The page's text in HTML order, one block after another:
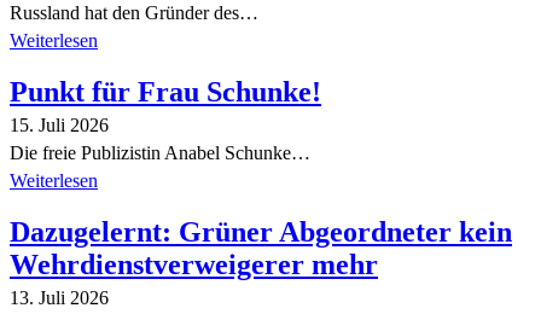
Russland hat den Gründer des…
Weiterlesen
Punkt für Frau Schunke!
15. Juli 2026
Die freie Publizistin Anabel Schunke…
Weiterlesen
Dazugelernt: Grüner Abgeordneter kein
Wehrdienstverweigerer mehr
13. Juli 2026